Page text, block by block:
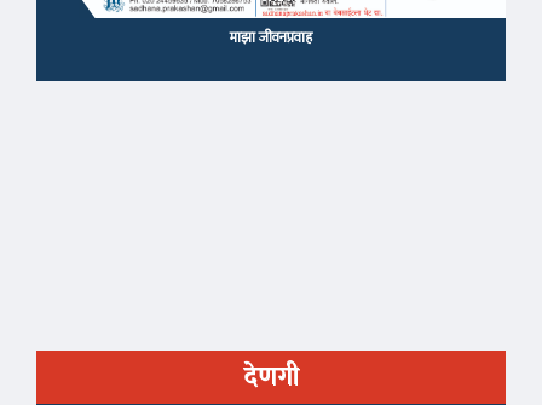
माझा जीवनप्रवाह
देणगी